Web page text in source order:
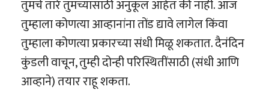
तुमचे तारे तुमच्यासाठी अनुकूल आहेत की नाही. आज
तुम्हाला कोणत्या आव्हानांना तोंड द्यावे लागेल किंवा
तुम्हाला कोणत्या प्रकारच्या संधी मिळू शकतात. दैनंदिन
कुंडली वाचून, तुम्ही दोन्ही परिस्थितींसाठी (संधी आणि
आव्हाने) तयार राहू शकता.